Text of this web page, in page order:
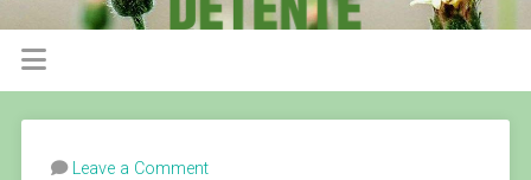
Leave a Comment